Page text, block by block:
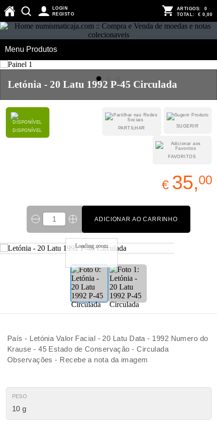
LOGIN
REGISTO
ARTIGOS: 0
TOTAL: € 0,00
Menu Produtos
Letónia - 20 Latu 1992 P-45 Circulada
DISPONÍVEL
SUGERIR
PARTILHAR
FAVORITOS
€ 35,00
ADICIONAR AO CARRINHO
Loading zoom
País - Letónia Valor Facial - 20 Latu Data - 1992 Numero do
Krause - 45 Estado de Conservação - Circulada
Observações - Recebe a nota da imagem
PESO
10 g